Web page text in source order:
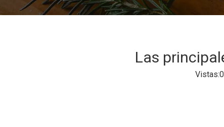
Las
Vistas:0